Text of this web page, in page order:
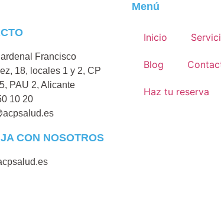
Francisco
18, locales 1 y 2, CP
PAU 2, Alicante
10 20
CON NOSOTROS
Menú
Inicio
Blog
Haz tu reserva